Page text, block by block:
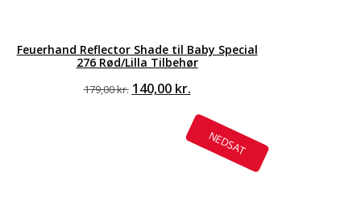
Feuerhand Reflector Shade til Baby Special
276 Rød/Lilla Tilbehør
179,00kr. Den
179,00 kr..
140,00 kr.Den
pris
er:
140,00 kr..
NEDSAT